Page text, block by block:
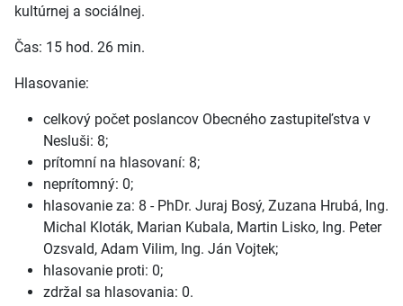
kultúrnej a sociálnej.
Čas: 15 hod. 26 min.
Hlasovanie:
celkový počet poslancov Obecného zastupiteľstva v
Nesluši: 8;
prítomní na hlasovaní: 8;
neprítomný: 0;
hlasovanie za: 8 - PhDr. Juraj Bosý, Zuzana Hrubá, Ing.
Michal Kloták, Marian Kubala, Martin Lisko, Ing. Peter
Ozsvald, Adam Vilim, Ing. Ján Vojtek;
hlasovanie proti: 0;
zdržal sa hlasovania: 0.